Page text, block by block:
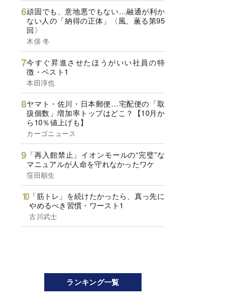
頑固でも、意地悪でもない…融通が利か
ない人の「納得の正体」〈風、薫る第95
回〉
木俣 冬
今すぐ昇進させたほうがいい社員の特
徴・ベスト1
本田淳也
ヤマト・佐川・日本郵便…宅配便の「取
扱個数」増加率トップはどこ？【10月か
ら10％値上げも】
カーゴニュース
「再入館禁止」イオンモールの“完璧”な
マニュアルが人命を守れなかったワケ
窪田順生
「筋トレ」を続けたかったら、真っ先に
やめるべき習慣・ワースト1
古川武士
ランキング一覧